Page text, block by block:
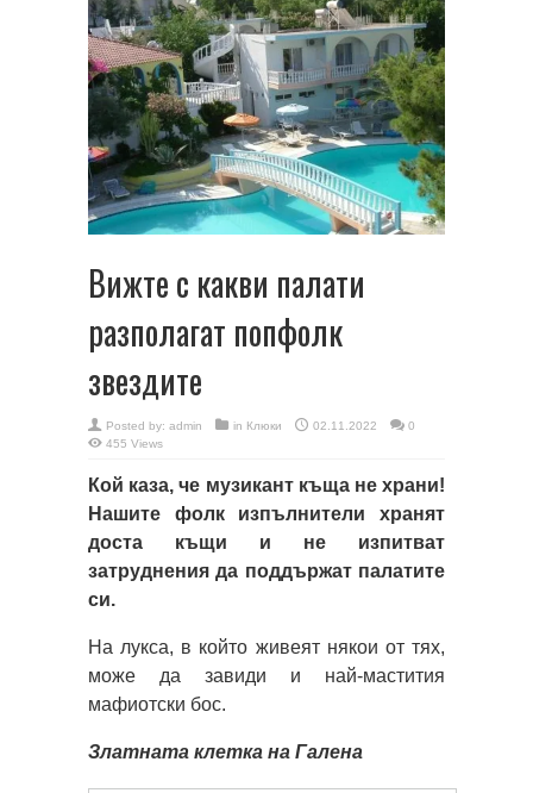
Вижте с какви палати
разполагат попфолк
звездите
Posted by: admin in Клюки 02.11.2022
0
455 Views
Кой каза, че музикант къща не храни!
Нашите фолк изпълнители хранят
доста къщи и не изпитват
затруднения да поддържат палатите
си.
На лукса, в който живеят някои от тях,
може да завиди и най-мастития
мафиотски бос.
Златната клетка на Галена